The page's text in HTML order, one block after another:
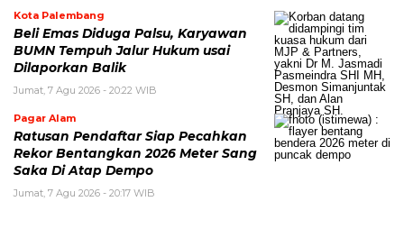
Kota Palembang
Beli Emas Diduga Palsu, Karyawan
BUMN Tempuh Jalur Hukum usai
Dilaporkan Balik
Jumat, 7 Agu 2026 - 20:22 WIB
Pagar Alam
Ratusan Pendaftar Siap Pecahkan
Rekor Bentangkan 2026 Meter Sang
Saka Di Atap Dempo
Jumat, 7 Agu 2026 - 20:17 WIB